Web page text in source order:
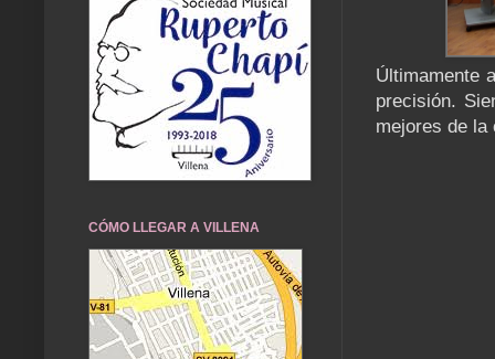
Últimamente
precisión.
mejores de la
CÓMO LLEGAR A VILLENA